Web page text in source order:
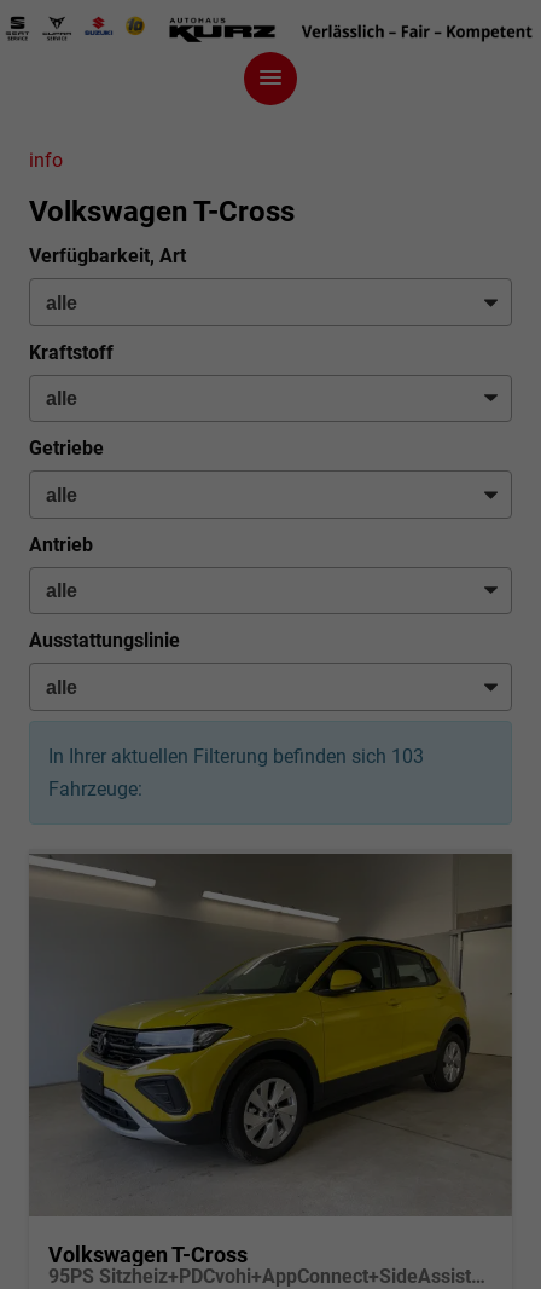
info
Volkswagen T-Cross
Verfügbarkeit, Art
Kraftstoff
Getriebe
Antrieb
Ausstattungslinie
In Ihrer aktuellen Filterung befinden sich 103
Fahrzeuge:
Volkswagen T-Cross
95PS Sitzheiz+PDCvohi+AppConnect+SideAssist+TravelAssist+ACC+Klima